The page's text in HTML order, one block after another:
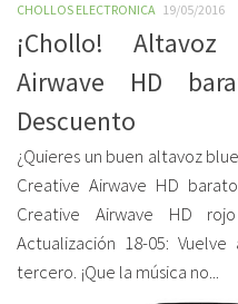
CHOLLOS ELECTRONICA 19/05/2016
¡Chollo!
Airwave HD
Descuento
¿Quieres un buen altavoz
Creative Airwave HD
Creative Airwave HD
Actualización 18-05:
tercero. ¡Que la música no...